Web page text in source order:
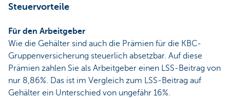
Steuervorteile
Für den Arbeitgeber
Wie die Gehälter sind auch die Prämien für die KBC-
Gruppenversicherung steuerlich absetzbar. Auf diese
Prämien zahlen Sie als Arbeitgeber einen LSS-Beitrag von
nur 8,86%. Das ist im Vergleich zum LSS-Beitrag auf
Gehälter ein Unterschied von ungefähr 16%.